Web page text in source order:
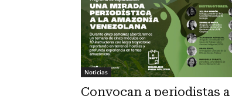
Noticias
Convocan a periodistas a